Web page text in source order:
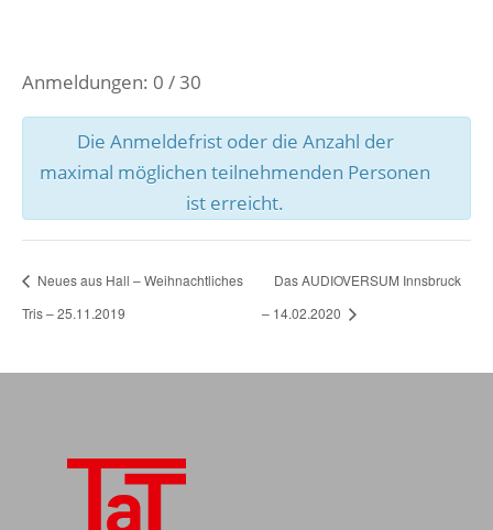
Anmeldungen: 0 / 30
Die Anmeldefrist oder die Anzahl der
maximal möglichen teilnehmenden Personen
ist erreicht.
Neues aus Hall – Weihnachtliches
Tris – 25.11.2019
Das AUDIOVERSUM Innsbruck
– 14.02.2020